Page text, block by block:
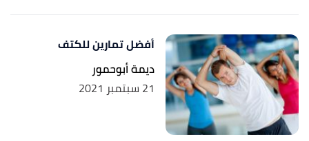
أفضل تمارين للكتف
ديمة أبوحمور
21 سبتمبر 2021